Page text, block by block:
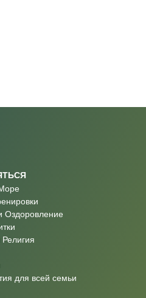
Оздоровление
Религия
для всей семьи